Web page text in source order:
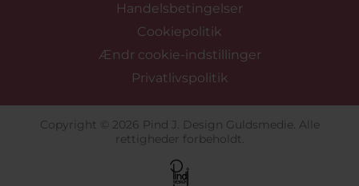
Handelsbetingelser
Cookiepolitik
Ændr cookie-indstillinger
Privatlivspolitik
Copyright © 2026 Pind J. Design Guldsmedie. Alle
rettigheder forbeholdt.